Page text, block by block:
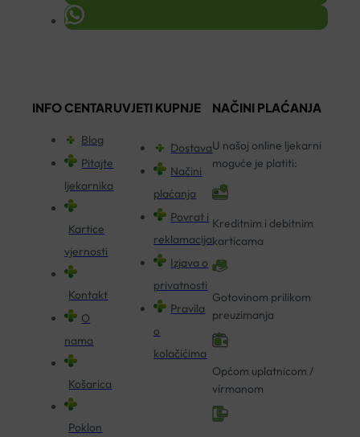
INFO CENTAR
Blog
Pitajte
ljekarnika
Kartice
vjernosti
Kontakt
O
nama
Košarica
Poklon
UVJETI KUPNJE
Dostava
Načini
plaćanja
Povrat i
reklamacija
Izjava o
privatnosti
Pravila
o
kolačićima
NAČINI PLAĆANJA
U našoj online ljekarni
moguće je platiti:
Kreditnim i debitnim
karticama
Gotovinom prilikom
preuzimanja
Općom uplatnicom /
virmanom